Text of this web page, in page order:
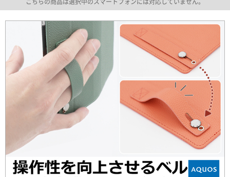
こちらの商品は選択中のスマートフォンには対応していません。